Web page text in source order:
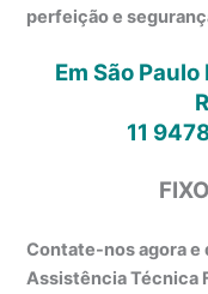
perfeição e
Em São
11
Contate-nos agora e
Assistência Técnica